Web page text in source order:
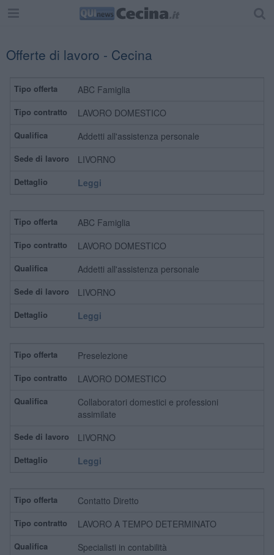
Offerte di lavoro - Cecina
ABC Famiglia
LAVORO DOMESTICO
Addetti all'assistenza personale
LIVORNO
Leggi
ABC Famiglia
LAVORO DOMESTICO
Addetti all'assistenza personale
LIVORNO
Leggi
Preselezione
LAVORO DOMESTICO
Collaboratori domestici e professioni
assimilate
LIVORNO
Leggi
Contatto Diretto
LAVORO A TEMPO DETERMINATO
Specialisti in contabilità